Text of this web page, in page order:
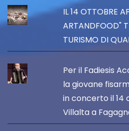
IL 14 OTTOBRE
ARTANDFOOD"
TURISMO DI
Per il Fadiesis
la giovane
in concerto il 14
Villalta a